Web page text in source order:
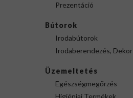
Prezentáció
Bútorok
Irodabútorok
Irodaberendezés, Dekor
Üzemeltetés
Egészségmegőrzés
Higiéniai Termékek